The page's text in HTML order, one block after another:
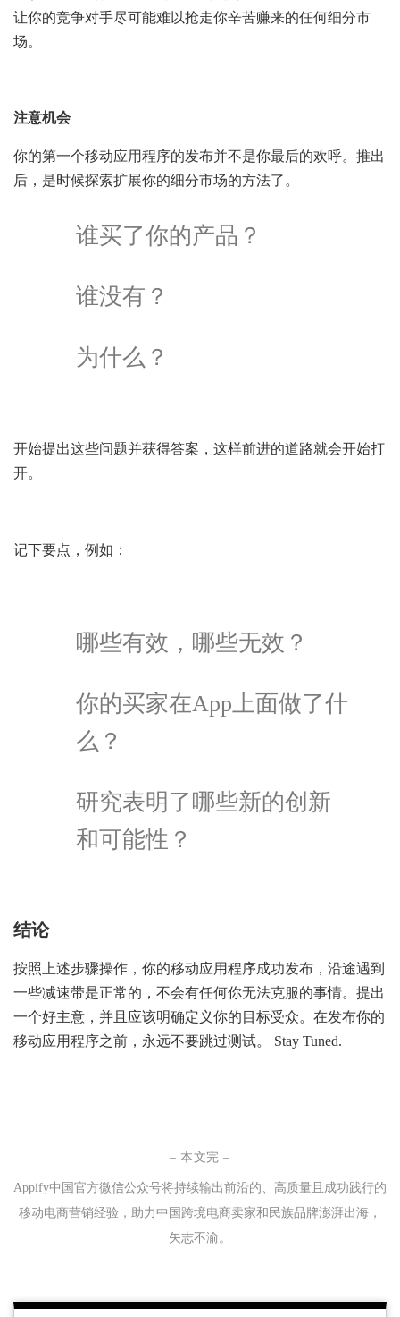
让你的竞争对手尽可能难以抢走你辛苦赚来的任何细分市
场。
注意机会
你的第一个移动应用程序的发布并不是你最后的欢呼。推出
后，是时候探索扩展你的细分市场的方法了。
谁买了你的产品？
谁没有？
为什么？
开始提出这些问题并获得答案，这样前进的道路就会开始打
开。
记下要点，例如：
哪些有效，哪些无效？
你的买家在App上面做了什
么？
研究表明了哪些新的创新
和可能性？
结论
按照上述步骤操作，你的移动应用程序成功发布，沿途遇到
一些减速带是正常的，不会有任何你无法克服的事情。提出
一个好主意，并且应该明确定义你的目标受众。在发布你的
移动应用程序之前，永远不要跳过测试。 Stay Tuned.
– 本文完 –
Appify中国官方微信公众号将持续输出前沿的、 高质量且成功践行的
移动电商营销经验，助力中国跨境电商卖家和民族品牌澎湃出海，
矢志不渝。